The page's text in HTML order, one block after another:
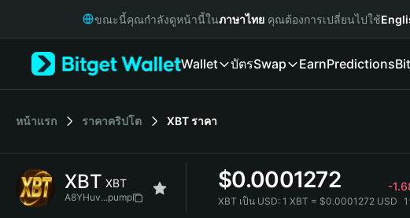
Русский
Italiano
简体中文
繁體中文
ขณะนี้คุณกำลังดูหน้านี้ในภาษาไทย คุณต้องการเปลี่ยนไปใช้
Wallet บัตรSwap EarnPredictions
หน้าแรก ราคาคริปโต XBTราคา
XBT XBT
A8YHuv...pump
$0.0001272 -
XBT เป็น USD: 1 XBT = $0.0001272 USD